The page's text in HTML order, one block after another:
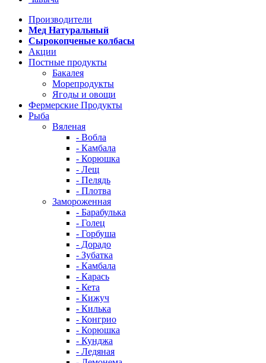
Производители
Мед Натуральный
Сырокопченые колбасы
Акции
Постные продукты
Бакалея
Морепродукты
Ягоды и овощи
Фермерские Продукты
Рыба
Вяленая
- Вобла
- Камбала
- Корюшка
- Лещ
- Пелядь
- Плотва
Замороженная
- Барабулька
- Голец
- Горбуша
- Дорадо
- Зубатка
- Камбала
- Карась
- Кета
- Кижуч
- Килька
- Конгрио
- Корюшка
- Кунджа
- Ледяная